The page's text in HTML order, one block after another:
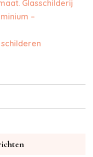
Glasschilderij
–